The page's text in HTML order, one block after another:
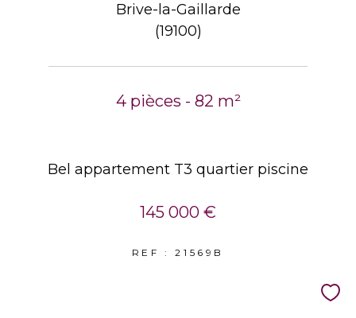
Brive-la-Gaillarde
(19100)
4 pièces - 82 m²
Bel appartement T3 quartier piscine
145 000 €
REF : 21569B